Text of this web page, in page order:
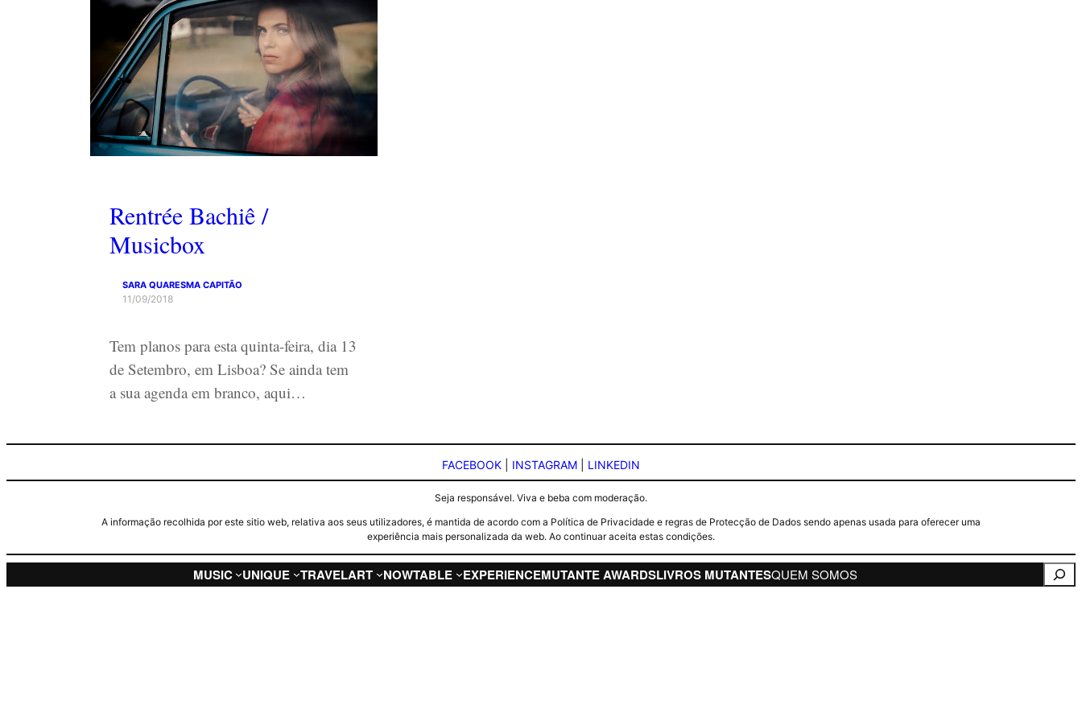
Rentrée Bachiê /
Musicbox
SARA QUARESMA CAPITÃO
11/09/2018
Tem planos para esta quinta-feira, dia 13
de Setembro, em Lisboa? Se ainda tem
a sua agenda em branco, aqui…
FACEBOOK INSTAGRAM LINKEDIN
Seja responsável. Viva e beba com moderação.
A informação recolhida por este sitio web, relativa aos seus utilizadores, é mantida de acordo com a Política de Privacidade e regras de Protecção de Dados sendo apenas usada para oferecer uma
experiência mais personalizada da web. Ao continuar aceita estas condições.
MUSIC UNIQUE TRAVELART NOWTABLE EXPERIENCEMUTANTE AWARDSLIVROS MUTANTESQUEM SOMOS